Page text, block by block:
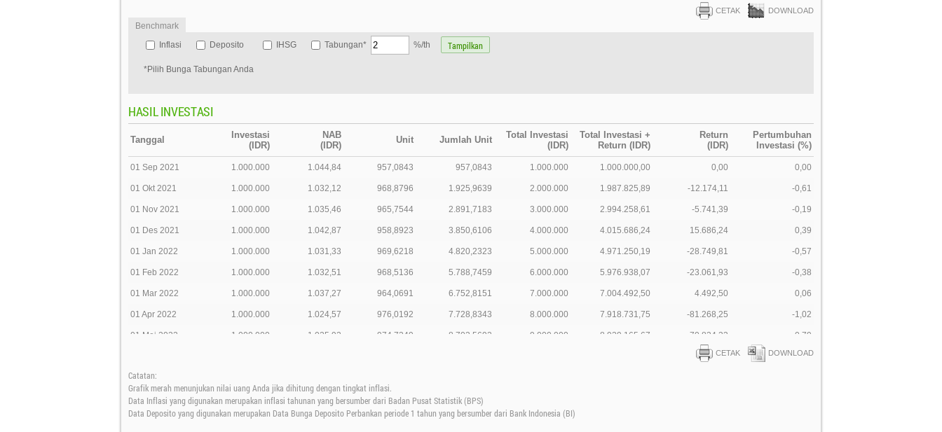
CETAK DOWNLOAD
Benchmark
Inflasi
Deposito IHSG Tabungan* %/th
*Pilih Bunga Tabungan Anda
HASIL INVESTASI
Tanggal
Investasi
(IDR)
NAB
(IDR)
Unit Jumlah Unit
Total Investasi
(IDR)
Total Investasi +
Return (IDR)
Return
(IDR)
Pertumbuhan
Investasi (%)
01 Sep 2021 1.000.000 1.044,84 957,0843 957,0843 1.000.000 1.000.000,00 0,00 0,00
01 Okt 2021 1.000.000 1.032,12 968,8796 1.925,9639 2.000.000 1.987.825,89 -12.174,11 -0,61
01 Nov 2021 1.000.000 1.035,46 965,7544 2.891,7183 3.000.000 2.994.258,61 -5.741,39 -0,19
01 Des 2021 1.000.000 1.042,87 958,8923 3.850,6106 4.000.000 4.015.686,24 15.686,24 0,39
01 Jan 2022 1.000.000 1.031,33 969,6218 4.820,2323 5.000.000 4.971.250,19 -28.749,81 -0,57
01 Feb 2022 1.000.000 1.032,51 968,5136 5.788,7459 6.000.000 5.976.938,07 -23.061,93 -0,38
01 Mar 2022 1.000.000 1.037,27 964,0691 6.752,8151 7.000.000 7.004.492,50 4.492,50 0,06
01 Apr 2022 1.000.000 1.024,57 976,0192 7.728,8343 8.000.000 7.918.731,75 -81.268,25 -1,02
01 Mei 2022 1.000.000 1.025,92 974,7349 8.703,5692 9.000.000 8.929.165,67 -70.834,33 -0,79
-51.425,37 -0,51
01 Jul 2022
01 Agt 2022 1.000.000 1.020,25 980,1519 11.640,5550
01 Sep 2022 1.000.000 1.022,36 978,1290 12.618,6841 13.000.000
CETAK DOWNLOAD
Catatan:
Grafik merah menunjukan nilai uang Anda jika dihitung dengan tingkat inflasi.
Data Inflasi yang digunakan merupakan inflasi tahunan yang bersumber dari Badan Pusat Statistik (BPS)
Data Deposito yang digunakan merupakan Data Bunga Deposito Perbankan periode 1 tahun yang bersumber dari Bank Indonesia (BI)